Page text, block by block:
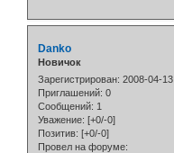
Danko
Новичок
Зарегистрирован: 2008-04-13
Приглашений: 0
Сообщений: 1
Уважение: [+0/-0]
Позитив: [+0/-0]
Провел на форуме: